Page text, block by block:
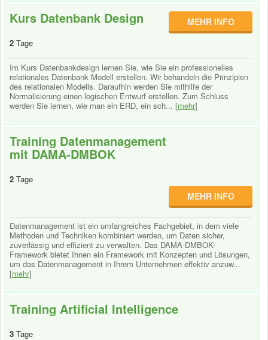
Kurs Datenbank Design
2 Tage
MEHR INFO
Im Kurs Datenbankdesign lernen Sie, wie Sie ein professionelles
relationales Datenbank Modell erstellen. Wir behandeln die Prinzipien
des relationalen Modells. Daraufhin werden Sie mithilfe der
Normalisierung einen logischen Entwurf erstellen. Zum Schluss
werden Sie lernen, wie man ein ERD, ein sch... [mehr]
Training Datenmanagement
mit DAMA-DMBOK
2 Tage
MEHR INFO
Datenmanagement ist ein umfangreiches Fachgebiet, in dem viele
Methoden und Techniken kombiniert werden, um Daten sicher,
zuverlässig und effizient zu verwalten. Das DAMA-DMBOK-
Framework bietet Ihnen ein Framework mit Konzepten und Lösungen,
um das Datenmanagement in Ihrem Unternehmen effektiv anzuw...
[mehr]
Training Artificial Intelligence
3 Tage